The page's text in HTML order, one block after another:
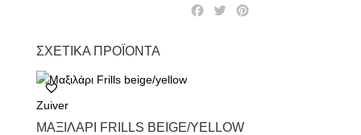
k
T
ΣΧΕΤΙΚΆ ΠΡΟΪΌΝΤΑ
Zuiver
ΜΑΞΙΛΆΡΙ FRILLS BEIGE/YELLOW